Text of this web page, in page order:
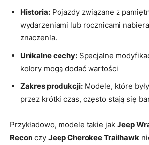
Historia: Pojazdy związane z
wydarzeniami lub rocznicami
znaczenia.
Unikalne cechy: Specjalne
kolory mogą dodać wartości.
Zakres produkcji: Modele, które
przez krótki czas, często stają się
Przykładowo, modele takie jak Jeep
Recon czy Jeep Cherokee Trailhawk